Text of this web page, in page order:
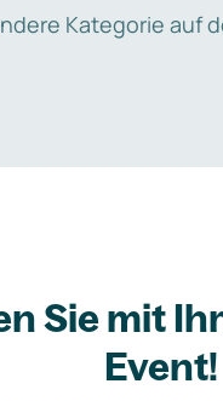
Kategorie auf
Sie mit
Event!